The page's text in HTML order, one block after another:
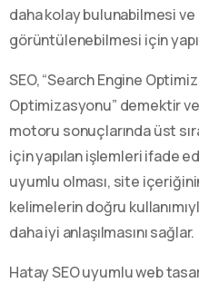
daha kolay bulunabilmesi ve
görüntülenebilmesi için
SEO, “Search Engine
Optimizasyonu” demektir
motoru sonuçlarında üst
için yapılan işlemleri ifade
uyumlu olması, site
kelimelerin doğru
daha iyi anlaşılmasını sağlar.
Hatay SEO uyumlu web